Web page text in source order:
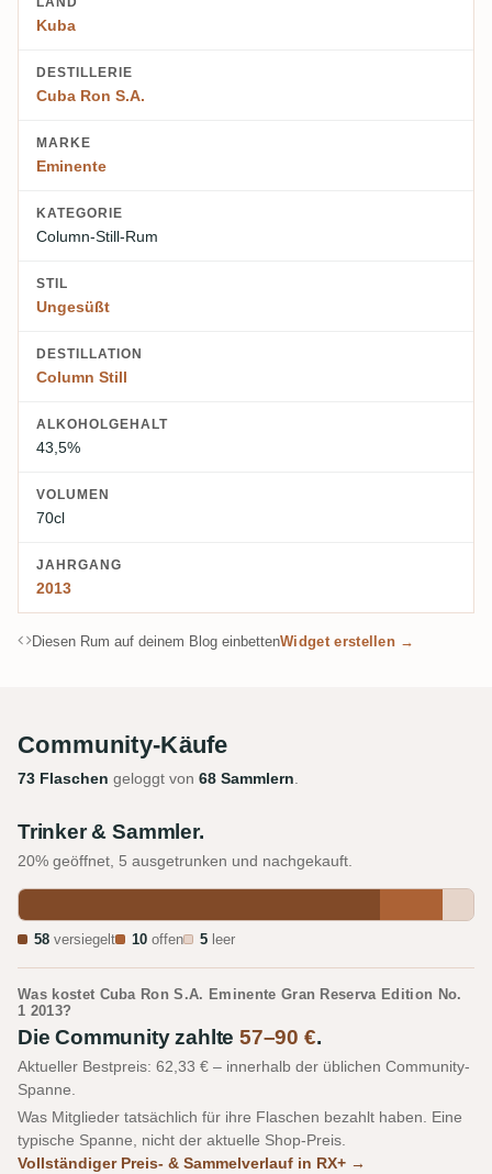
Kuba
DESTILLERIE
Cuba Ron S.A.
MARKE
Eminente
KATEGORIE
Column-Still-Rum
STIL
Ungesüßt
DESTILLATION
Column Still
ALKOHOLGEHALT
43,5%
VOLUMEN
70cl
JAHRGANG
2013
Diesen Rum auf deinem Blog einbettenWidget erstellen →
Community-Käufe
73 Flaschen geloggt von 68 Sammlern
Trinker & Sammler.
20% geöffnet, 5 ausgetrunken und nachgekauft.
58 versiegelt 10 offen 5 leer
Was kostet Cuba Ron S.A. Eminente Gran Reserva Edition No.
1 2013?
Die Community zahlte57–90 €.
Aktueller Bestpreis: 62,33 € – innerhalb der üblichen Community-
Spanne.
Was Mitglieder tatsächlich für ihre Flaschen bezahlt haben. Eine
typische Spanne, nicht der aktuelle Shop-Preis.
Vollständiger Preis- & Sammelverlauf in RX+ →